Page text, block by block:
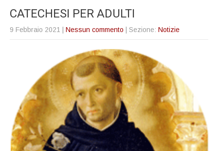
CATECHESI PER ADULTI
9 Febbraio 2021 Nessun commento | Sezione: Notizie